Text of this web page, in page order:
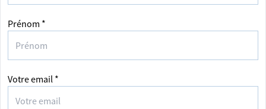
Prénom *
Votre email *